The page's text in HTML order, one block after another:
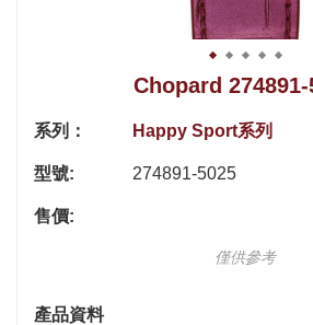
Chopard 274891-
系列： Happy Sport系列
型號: 274891-5025
售價:
僅供參考
產品資料